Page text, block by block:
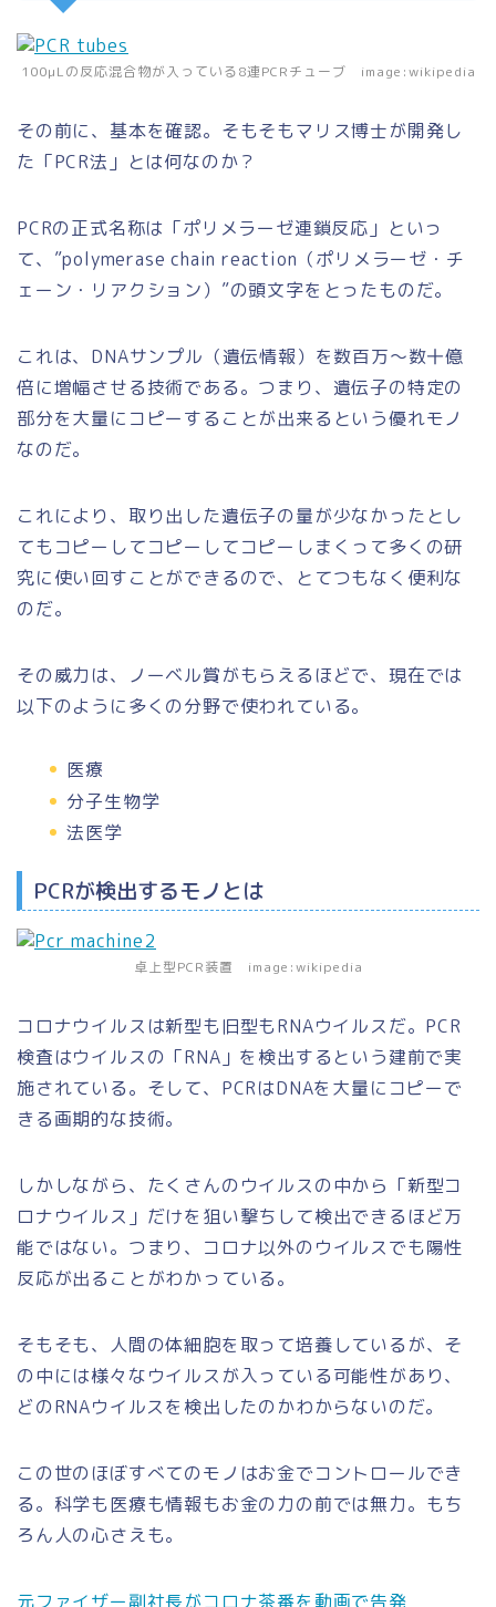
100μLの反応混合物が入っている8連PCRチューブ image:wikipedia
その前に、基本を確認。そもそもマリス博士が開発し
た 「PCR法」 とは何なのか？
PCRの正式名称は 「ポリメラーゼ連鎖反応」 といっ
て、”polymerasechainreaction（ポリメラーゼ・チ
ェーン・リアクション）”の頭文字をとったものだ。
これは、 DNAサンプル（遺伝情報） を数百万～数十億
倍に増幅させる技術である。つまり、遺伝子の特定の
部分を大量にコピーすることが出来るという優れモノ
なのだ。
これにより、取り出した遺伝子の量が少なかったとし
てもコピーしてコピーしてコピーしまくって多くの研
究に使い回すことができるので、とてつもなく便利な
のだ。
その威力は、ノーベル賞がもらえるほどで、現在では
以下のように多くの分野で使われている。
医療
分子生物学
法医学
PCRが検出するモノとは
卓上型PCR装置 image:wikipedia
コロナウイルスは新型も旧型もRNAウイルスだ。PCR
検査はウイルスの 「RNA」 を検出するという建前で実
施されている。そして、PCRはDNAを大量にコピーで
きる画期的な技術。
しかしながら、たくさんのウイルスの中から 「新型コ
ロナウイルス」 だけを狙い撃ちして検出できるほど万
能ではない。つまり、コロナ以外のウイルスでも陽性
反応が出ることがわかっている。
そもそも、人間の体細胞を取って培養しているが、そ
の中には様々なウイルスが入っている可能性があり、
どのRNAウイルスを検出したのかわからないのだ。
この世のほぼすべてのモノはお金でコントロールでき
る。科学も医療も情報もお金の力の前では無力。もち
ろん人の心さえも。
元ファイザー副社長がコロナ茶番を動画で告発